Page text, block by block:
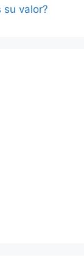
su valor?